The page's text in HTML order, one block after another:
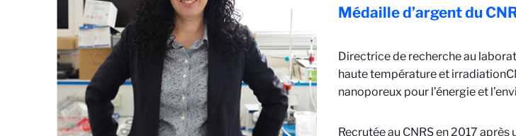
Médaille d’argent du
Directrice de recherche au
haute température et irradiation
nanoporeux pour l’énergie et
Recrutée au CNRS en 2017